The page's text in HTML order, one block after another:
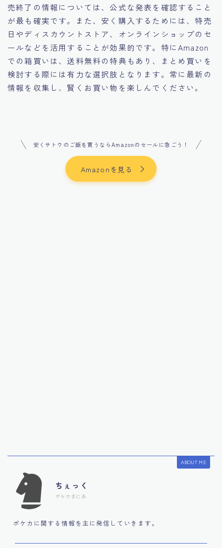
売終了の情報については、公式な発表を確認すること
が最も確実です。​また、安く購入するためには、特売
日やディスカウントストア、オンラインショップのセ
ールなどを活用することが効果的です。​特にAmazon
での箱買いは、送料無料の特典もあり、まとめ買いを
検討する際には有力な選択肢となります。​常に最新の
情報を収集し、賢くお買い物を楽しんでください。
安くサトウのご飯を買うならAmazonのセールに急ごう！
Amazonを見る
ABOUT ME
ちぇっく
ポケカまにあ
ポケカに関する情報を主に発信していきます。